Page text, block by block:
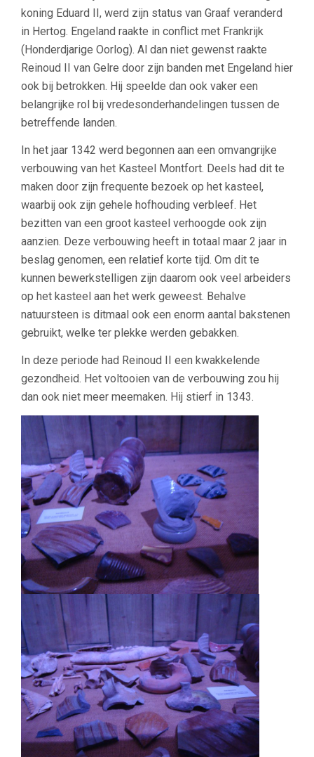
koning Eduard II, werd zijn status van Graaf veranderd
in Hertog. Engeland raakte in conflict met Frankrijk
(Honderdjarige Oorlog). Al dan niet gewenst raakte
Reinoud II van Gelre door zijn banden met Engeland hier
ook bij betrokken. Hij speelde dan ook vaker een
belangrijke rol bij vredesonderhandelingen tussen de
betreffende landen.
In het jaar 1342 werd begonnen aan een omvangrijke
verbouwing van het Kasteel Montfort. Deels had dit te
maken door zijn frequente bezoek op het kasteel,
waarbij ook zijn gehele hofhouding verbleef. Het
bezitten van een groot kasteel verhoogde ook zijn
aanzien. Deze verbouwing heeft in totaal maar 2 jaar in
beslag genomen, een relatief korte tijd. Om dit te
kunnen bewerkstelligen zijn daarom ook veel arbeiders
op het kasteel aan het werk geweest. Behalve
natuursteen is ditmaal ook een enorm aantal bakstenen
gebruikt, welke ter plekke werden gebakken.
In deze periode had Reinoud II een kwakkelende
gezondheid. Het voltooien van de verbouwing zou hij
dan ook niet meer meemaken. Hij stierf in 1343.